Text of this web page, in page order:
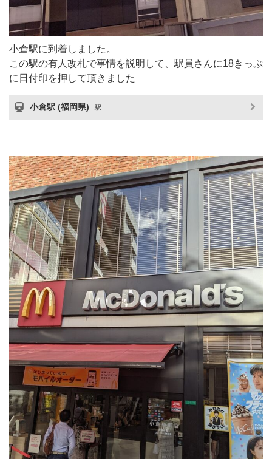
小倉駅に到着しました。
この駅の有人改札で事情を説明して、駅員さんに18きっぷ
に日付印を押して頂きました
小倉駅 (福岡県) 駅